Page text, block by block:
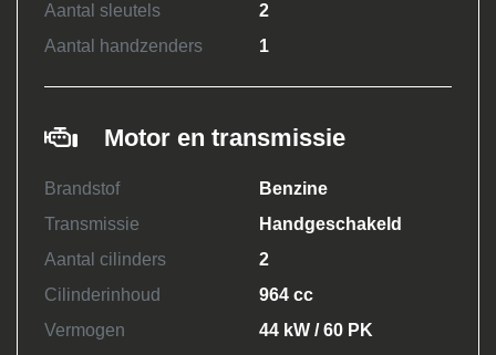
Aantal sleutels
2
Aantal handzenders
1
Motor en transmissie
Brandstof
Benzine
Transmissie
Handgeschakeld
Aantal cilinders
2
Cilinderinhoud
964 cc
Vermogen
44 kW / 60 PK